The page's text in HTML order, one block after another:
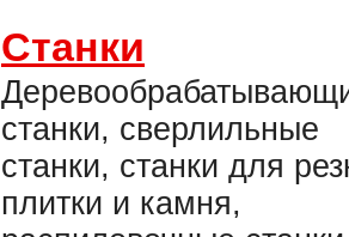
Станки
станки, сверлильные
станки, станки для
плитки и камня,